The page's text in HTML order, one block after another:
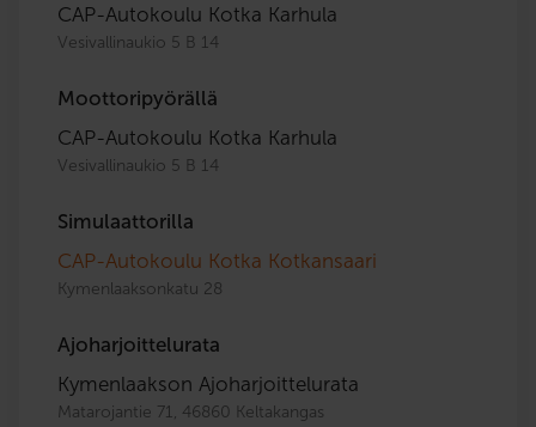
CAP-Autokoulu Kotka Karhula
Vesivallinaukio 5 B 14
Moottoripyörällä
CAP-Autokoulu Kotka Karhula
Vesivallinaukio 5 B 14
Simulaattorilla
CAP-Autokoulu Kotka Kotkansaari
Kymenlaaksonkatu 28
Ajoharjoittelurata
Kymenlaakson Ajoharjoittelurata
Matarojantie 71, 46860 Keltakangas